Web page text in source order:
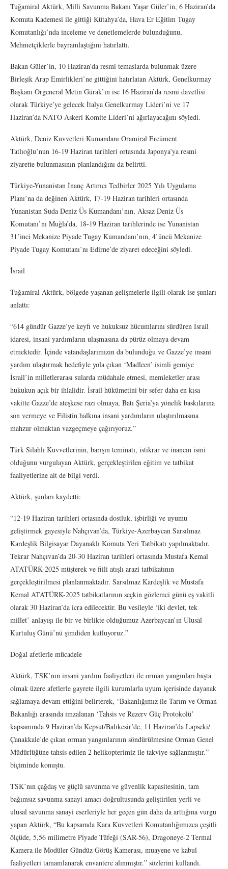
Tuğamiral Aktürk, Milli Savunma Bakanı Yaşar Güler’in, 6 Haziran’da
Komuta Kademesi ile gittiği Kütahya’da, Hava Er Eğitim Tugay
Komutanlığı’nda inceleme ve denetlemelerde bulunduğunu,
Mehmetçiklerle bayramlaştığını hatırlattı.
Bakan Güler’in, 10 Haziran’da resmi temaslarda bulunmak üzere
Birleşik Arap Emirlikleri’ne gittiğini hatırlatan Aktürk, Genelkurmay
Başkanı Orgeneral Metin Gürak’ın ise 16 Haziran’da resmi davetlisi
olarak Türkiye’ye gelecek İtalya Genelkurmay Lideri’ni ve 17
Haziran’da NATO Askeri Komite Lideri’ni ağırlayacağını söyledi.
Aktürk, Deniz Kuvvetleri Kumandanı Oramiral Ercüment
Tatlıoğlu’nun 16-19 Haziran tarihleri ortasında Japonya’ya resmi
ziyarette bulunmasının planlandığını da belirtti.
Türkiye-Yunanistan İnanç Artırıcı Tedbirler 2025 Yılı Uygulama
Planı’na da değinen Aktürk, 17-19 Haziran tarihleri ortasında
Yunanistan Suda Deniz Üs Kumandanı’nın, Aksaz Deniz Üs
Komutanı’nı Muğla’da, 18-19 Haziran tarihlerinde ise Yunanistan
31’inci Mekanize Piyade Tugay Kumandanı’nın, 4’üncü Mekanize
Piyade Tugay Komutanı’nı Edirne’de ziyaret edeceğini söyledi.
İsrail
Tuğamiral Aktürk, bölgede yaşanan gelişmelerle ilgili olarak ise şunları
anlattı:
“614 gündür Gazze’ye keyfi ve hukuksuz hücumlarını sürdüren İsrail
idaresi, insani yardımların ulaşmasına da pürüz olmaya devam
etmektedir. İçinde vatandaşlarımızın da bulunduğu ve Gazze’ye insani
yardım ulaştırmak hedefiyle yola çıkan ‘Madleen’ isimli gemiye
İsrail’in milletlerarası sularda müdahale etmesi, memleketler arası
hukukun açık bir ihlalidir. İsrail hükümetini bir sefer daha en kısa
vakitte Gazze’de ateşkese razı olmaya, Batı Şeria’ya yönelik baskılarına
son vermeye ve Filistin halkına insani yardımların ulaştırılmasına
mahzur olmaktan vazgeçmeye çağırıyoruz.”
Türk Silahlı Kuvvetlerinin, barışın teminatı, istikrar ve inancın ismi
olduğunu vurgulayan Aktürk, gerçekleştirilen eğitim ve tatbikat
faaliyetlerine ait de bilgi verdi.
Aktürk, şunları kaydetti:
“12-19 Haziran tarihleri ortasında dostluk, işbirliği ve uyumu
geliştirmek gayesiyle Nahçıvan’da, Türkiye-Azerbaycan Sarsılmaz
Kardeşlik Bilgisayar Dayanaklı Komuta Yeri Tatbikatı yapılmaktadır.
Tekrar Nahçıvan’da 20-30 Haziran tarihleri ortasında Mustafa Kemal
ATATÜRK-2025 müşterek ve fiili atışlı arazi tatbikatının
gerçekleştirilmesi planlanmaktadır. Sarsılmaz Kardeşlik ve Mustafa
Kemal ATATÜRK-2025 tatbikatlarının seçkin gözlemci günü eş vakitli
olarak 30 Haziran’da icra edilecektir. Bu vesileyle ‘iki devlet, tek
millet’ anlayışı ile bir ve birlikte olduğumuz Azerbaycan’ın Ulusal
Kurtuluş Günü’nü şimdiden kutluyoruz.”
Doğal afetlerle mücadele
Aktürk, TSK’nın insani yardım faaliyetleri ile orman yangınları başta
olmak üzere afetlerle gayrete ilgili kurumlarla uyum içerisinde dayanak
sağlamaya devam ettiğini belirterek, “Bakanlığımız ile Tarım ve Orman
Bakanlığı arasında imzalanan ‘Tahsis ve Rezerv Güç Protokolü’
kapsamında 9 Haziran’da Kepsut/Balıkesir’de, 11 Haziran’da Lapseki/
Çanakkale’de çıkan orman yangınlarının söndürülmesine Orman Genel
Müdürlüğüne tahsis edilen 2 helikopterimiz ile takviye sağlanmıştır.”
biçiminde konuştu.
TSK’nın çağdaş ve güçlü savunma ve güvenlik kapasitesinin, tam
bağımsız savunma sanayi amacı doğrultusunda geliştirilen yerli ve
ulusal savunma sanayi eserleriyle her geçen gün daha da arttığına vurgu
yapan Aktürk, “Bu kapsamda Kara Kuvvetleri Komutanlığımızca çeşitli
ölçüde, 5,56 milimetre Piyade Tüfeği (SAR-56), Dragoneye-2 Termal
Kamera ile Modüler Gündüz Görüş Kamerası, muayene ve kabul
faaliyetleri tamamlanarak envantere alınmıştır.” sözlerini kullandı.